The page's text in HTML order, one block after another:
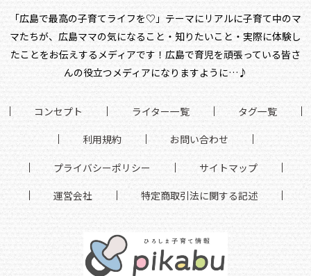
「広島で最高の子育てライフを♡」テーマにリアルに子育て中のマ
マたちが、 広島ママの気になること・知りたいこと・実際に体験し
たことをお伝えするメディアです！ 広島で育児を頑張っている皆さ
んの役立つメディアになりますように…♪
コンセプト ライター一覧 タグ一覧
利用規約 お問い合わせ
プライバシーポリシー サイトマップ
運営会社 特定商取引法に関する記述